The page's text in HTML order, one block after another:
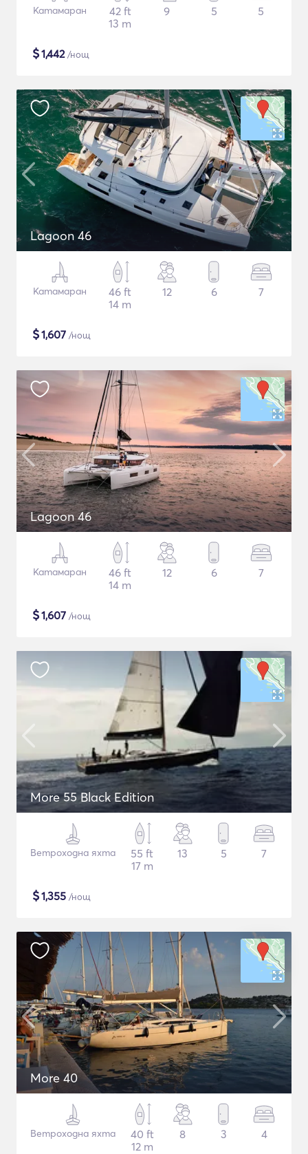
Катамаран
42 ft
13 m
9 5 5
$1,442/нощ
Lagoon 46
Катамаран
46 ft
14 m
12 6 7
$1,607 /нощ
Lagoon 46
Катамаран
46 ft
14 m
12 6 7
$1,607 /нощ
More 55 Black Edition
Ветроходна яхта
55 ft
17 m
13 5 7
$1,355 /нощ
More 40
Ветроходна яхта
40 ft
12 m
8 3 4